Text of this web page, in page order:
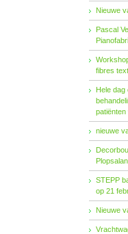
Nieuwe
Pascal
fibres
Hele dag
nieuwe
STEPP
op 21
Nieuwe